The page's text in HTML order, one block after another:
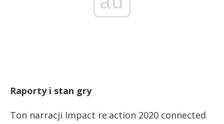
Raporty i stan gry
Ton narracji Impact re:action 2020 connected